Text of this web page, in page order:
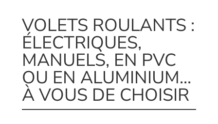
VOLETS ROULANTS :
ÉLECTRIQUES,
MANUELS, EN PVC
OU EN ALUMINIUM...
À VOUS DE CHOISIR